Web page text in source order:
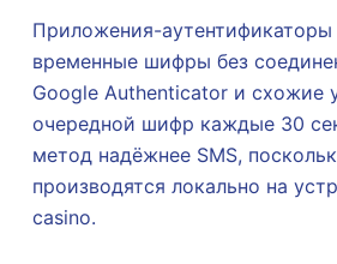
Приложения-аутентификаторы
временные шифры без
Google Authenticator и схожие
очередной шифр каждые 30
метод надёжнее SMS,
производятся локально на
casino.